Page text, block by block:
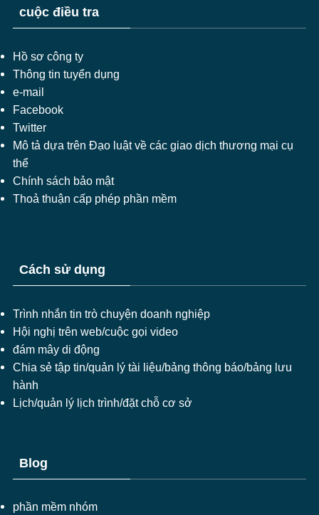
cuộc điều tra
Hồ sơ công ty
Thông tin tuyển dụng
e-mail
Facebook
Twitter
Mô tả dựa trên Đạo luật về các giao dịch thương mại cụ
thể
Chính sách bảo mật
Thoả thuận cấp phép phần mềm
Cách sử dụng
Trình nhắn tin trò chuyện doanh nghiệp
Hội nghị trên web/cuộc gọi video
đám mây di động
Chia sẻ tập tin/quản lý tài liệu/bảng thông báo/bảng lưu
hành
Lịch/quản lý lịch trình/đặt chỗ cơ sở
Blog
phần mềm nhóm